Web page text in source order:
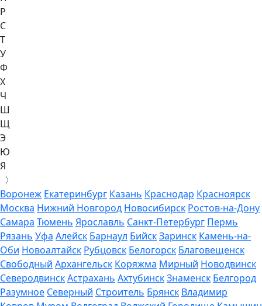
Р
С
Т
У
Ф
Х
Ч
Ш
Щ
Э
Ю
Я
〉
Воронеж Екатеринбург Казань Краснодар Красноярск
Москва Нижний Новгород Новосибирск Ростов-на-Дону
Самара Тюмень Ярославль Санкт-Петербург Пермь
Рязань Уфа Алейск Барнаул БийскЗаринск Камень-на-
Оби Новоалтайск Рубцовск Белогорск Благовещенск
Свободный Архангельск Коряжма Мирный Новодвинск
СеверодвинскАстрахань АхтубинскЗнаменск Белгород
Разумное Северный Строитель Брянск Владимир